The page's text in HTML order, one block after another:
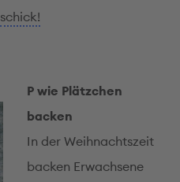
schick!
P wie Plätzchen
backen
In der Weihnachts­zeit
backen Erwachsene